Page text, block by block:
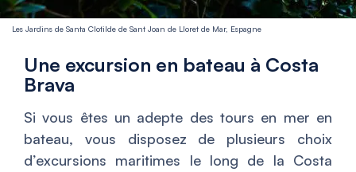
Les Jardins de Santa Clotilde de Sant Joan de Lloret de Mar, Espagne
Une excursion en bateau à Costa
Brava
Si vous êtes un adepte des tours en mer en
bateau, vous disposez de plusieurs choix
d’excursions maritimes le long de la Costa